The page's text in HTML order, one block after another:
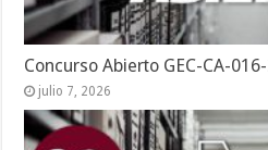
Concurso Abierto GEC-CA-
julio 7, 2026